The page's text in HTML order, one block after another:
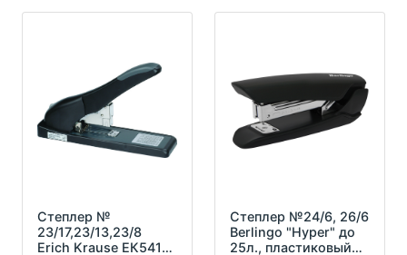
Степлер №
23/17,23/13,23/8
Erich Krause ЕК5412
Степлер №24/6, 26/6
Berlingo "Hyper" до
25л., пластиковый